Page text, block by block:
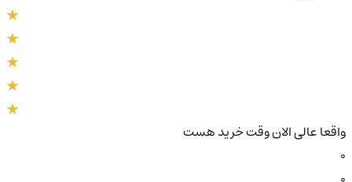
واقعا عالی الان وقت خرید هست